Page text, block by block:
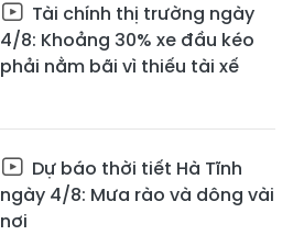
Tài chính thị trường ngày
4/8: Khoảng 30% xe đầu kéo
phải nằm bãi vì thiếu tài xế
Dự báo thời tiết Hà Tĩnh
ngày 4/8: Mưa rào và dông vài
nơi